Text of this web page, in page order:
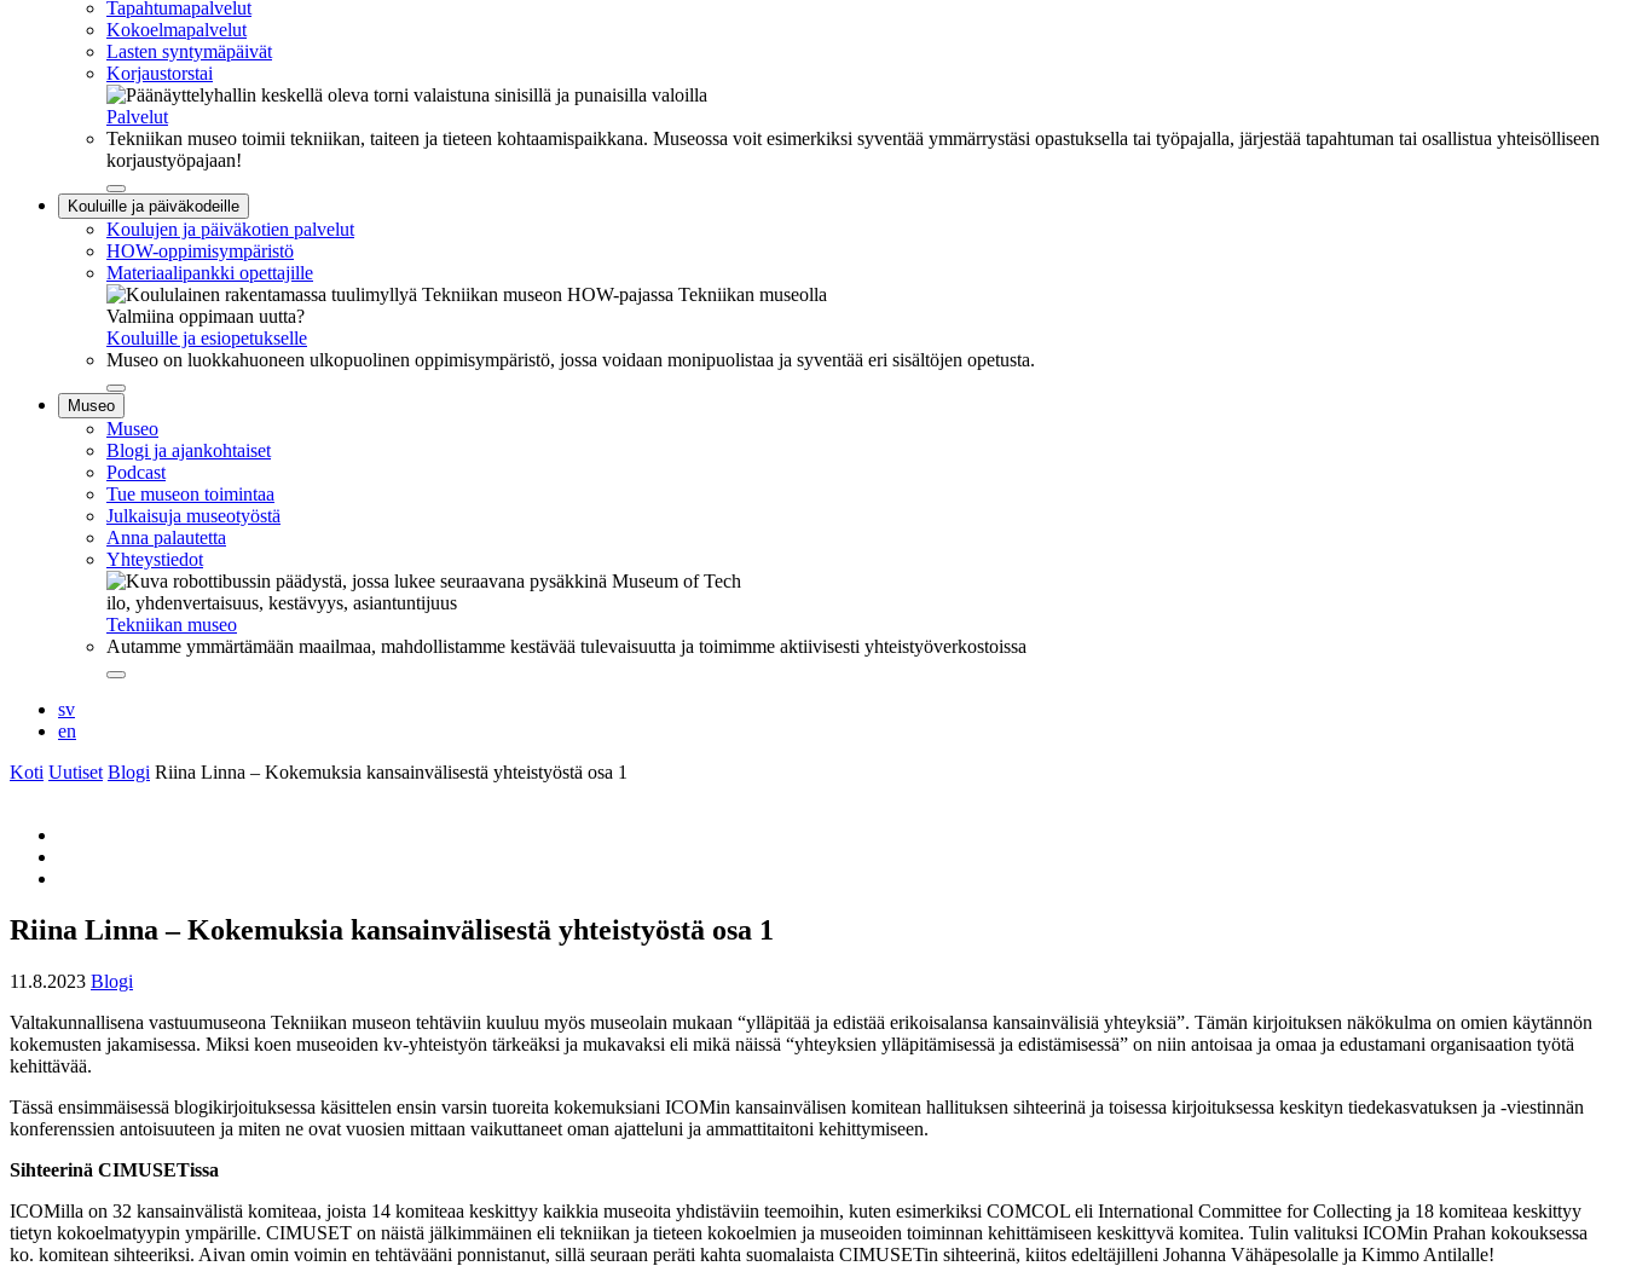
Tapahtumapalvelut
Kokoelmapalvelut
Lasten syntymäpäivät
Korjaustorstai
Palvelut
Tekniikan museo toimii tekniikan, taiteen ja tieteen kohtaamispaikkana. Museossa voit esimerkiksi syventää ymmärrystäsi opastuksella tai työpajalla, järjestää tapahtuman tai osallistua yhteisölliseen
korjaustyöpajaan!
Sulje
alavalikko
Kouluille ja päiväkodeille
Koulujen ja päiväkotien palvelut
HOW-oppimisympäristö
Materiaalipankki opettajille
Valmiina oppimaan uutta?
Kouluille ja esiopetukselle
Museo on luokkahuoneen ulkopuolinen oppimisympäristö, jossa voidaan monipuolistaa ja syventää eri sisältöjen opetusta.
Sulje
alavalikko
Museo
Museo
Blogi ja ajankohtaiset
Podcast
Tue museon toimintaa
Julkaisuja museotyöstä
Anna palautetta
Yhteystiedot
ilo, yhdenvertaisuus, kestävyys, asiantuntijuus
Tekniikan museo
Autamme ymmärtämään maailmaa, mahdollistamme kestävää tulevaisuutta ja toimimme aktiivisesti yhteistyöverkostoissa
Sulje
sv
en
Koti Uutiset Blogi Riina Linna – Kokemuksia kansainvälisestä yhteistyöstä osa 1
whatsapp
Riina Linna – Kokemuksia kansainvälisestä yhteistyöstä osa 1
11.8.2023 Blogi
Valtakunnallisena vastuumuseona Tekniikan museon tehtäviin kuuluu myös museolain mukaan “ylläpitää ja edistää erikoisalansa kansainvälisiä yhteyksiä”. Tämän kirjoituksen näkökulma on omien käytännön
kokemusten jakamisessa. Miksi koen museoiden kv-yhteistyön tärkeäksi ja mukavaksi eli mikä näissä “yhteyksien ylläpitämisessä ja edistämisessä” on niin antoisaa ja omaa ja edustamani organisaation työtä
kehittävää.
Tässä ensimmäisessä blogikirjoituksessa käsittelen ensin varsin tuoreita kokemuksiani ICOMin kansainvälisen komitean hallituksen sihteerinä ja toisessa kirjoituksessa keskityn tiedekasvatuksen ja -viestinnän
konferenssien antoisuuteen ja miten ne ovat vuosien mittaan vaikuttaneet oman ajatteluni ja ammattitaitoni kehittymiseen.
Sihteerinä CIMUSETissa
ICOMilla on 32 kansainvälistä komiteaa, joista 14 komiteaa keskittyy kaikkia museoita yhdistäviin teemoihin, kuten esimerkiksi COMCOL eli International Committee for Collecting ja 18 komiteaa keskittyy
tietyn kokoelmatyypin ympärille. CIMUSET on näistä jälkimmäinen eli tekniikan ja tieteen kokoelmien ja museoiden toiminnan kehittämiseen keskittyvä komitea. Tulin valituksi ICOMin Prahan kokouksessa
ko. komitean sihteeriksi. Aivan omin voimin en tehtävääni ponnistanut, sillä seuraan peräti kahta suomalaista CIMUSETin sihteerinä, kiitos edeltäjilleni Johanna Vähäpesolalle ja Kimmo Antilalle!